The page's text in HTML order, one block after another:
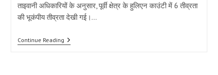
ताइवानी अधिकारियों के अनुसार, पूर्वी क्षेत्र के हुलिएन काउंटी में 6 तीव्रता
की भूकंपीय तीव्रता देखी गई।…
Continue Readingताइवान
में